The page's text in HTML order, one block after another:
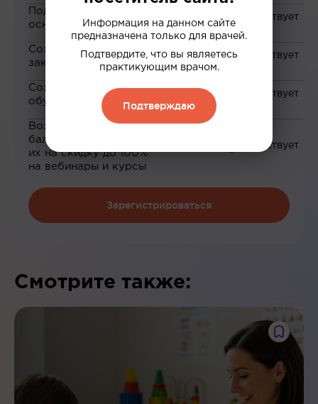
Подборка материалов на
основе ваших интересов
Сохранение материалов в
закладки
Сохранение прогресса по
обучению
Возможность зарабатывать
баллы и обменивать
их на скидку до 100%
на вебинары и курсы
Зарегистрироваться
Смотрите также:
Информация на данном сайте
предназначена только для врачей.
Подтвердите, что вы являетесь
практикующим врачом.
Подтверждаю